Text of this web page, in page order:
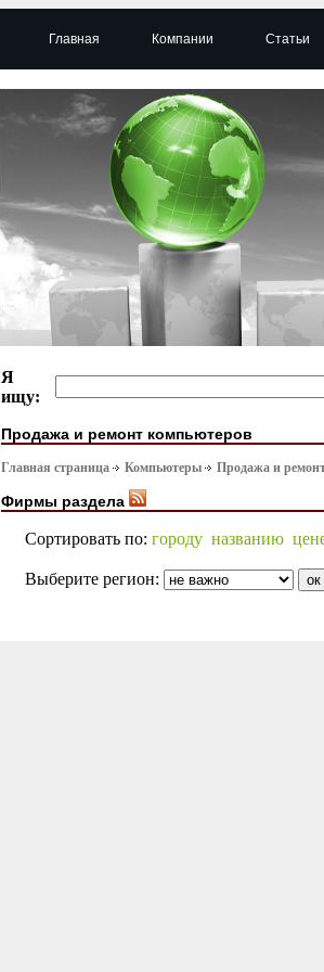
Главная Компании Статьи
Я
ищу:
Продажа и ремонт компьютеров
Главная страница Компьютеры Продажа и
Фирмы раздела
Сортировать по: городу названию
Выберите регион: